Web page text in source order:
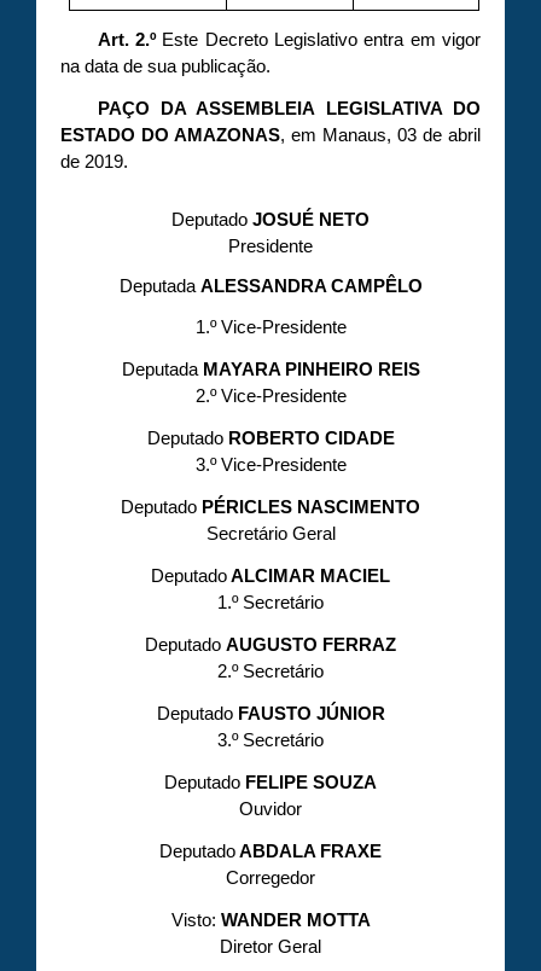
Art. 2.ºEste Decreto Legislativo entra em vigor
na data de sua publicação.
PAÇO DA ASSEMBLEIA LEGISLATIVA DO
ESTADO DO AMAZONAS, em Manaus, 03 de abril
de 2019.
Deputado JOSUÉ NETO
Presidente
Deputada ALESSANDRA CAMPÊLO
1.º Vice-Presidente
DeputadaMAYARA PINHEIRO REIS
2.º Vice-Presidente
DeputadoROBERTO CIDADE
3.º Vice-Presidente
Deputado PÉRICLES NASCIMENTO
Secretário Geral
DeputadoALCIMAR MACIEL
1.º Secretário
Deputado AUGUSTO FERRAZ
2.º Secretário
DeputadoFAUSTO JÚNIOR
3.º Secretário
Deputado FELIPE SOUZA
Ouvidor
DeputadoABDALA FRAXE
Corregedor
Visto: WANDER MOTTA
Diretor Geral